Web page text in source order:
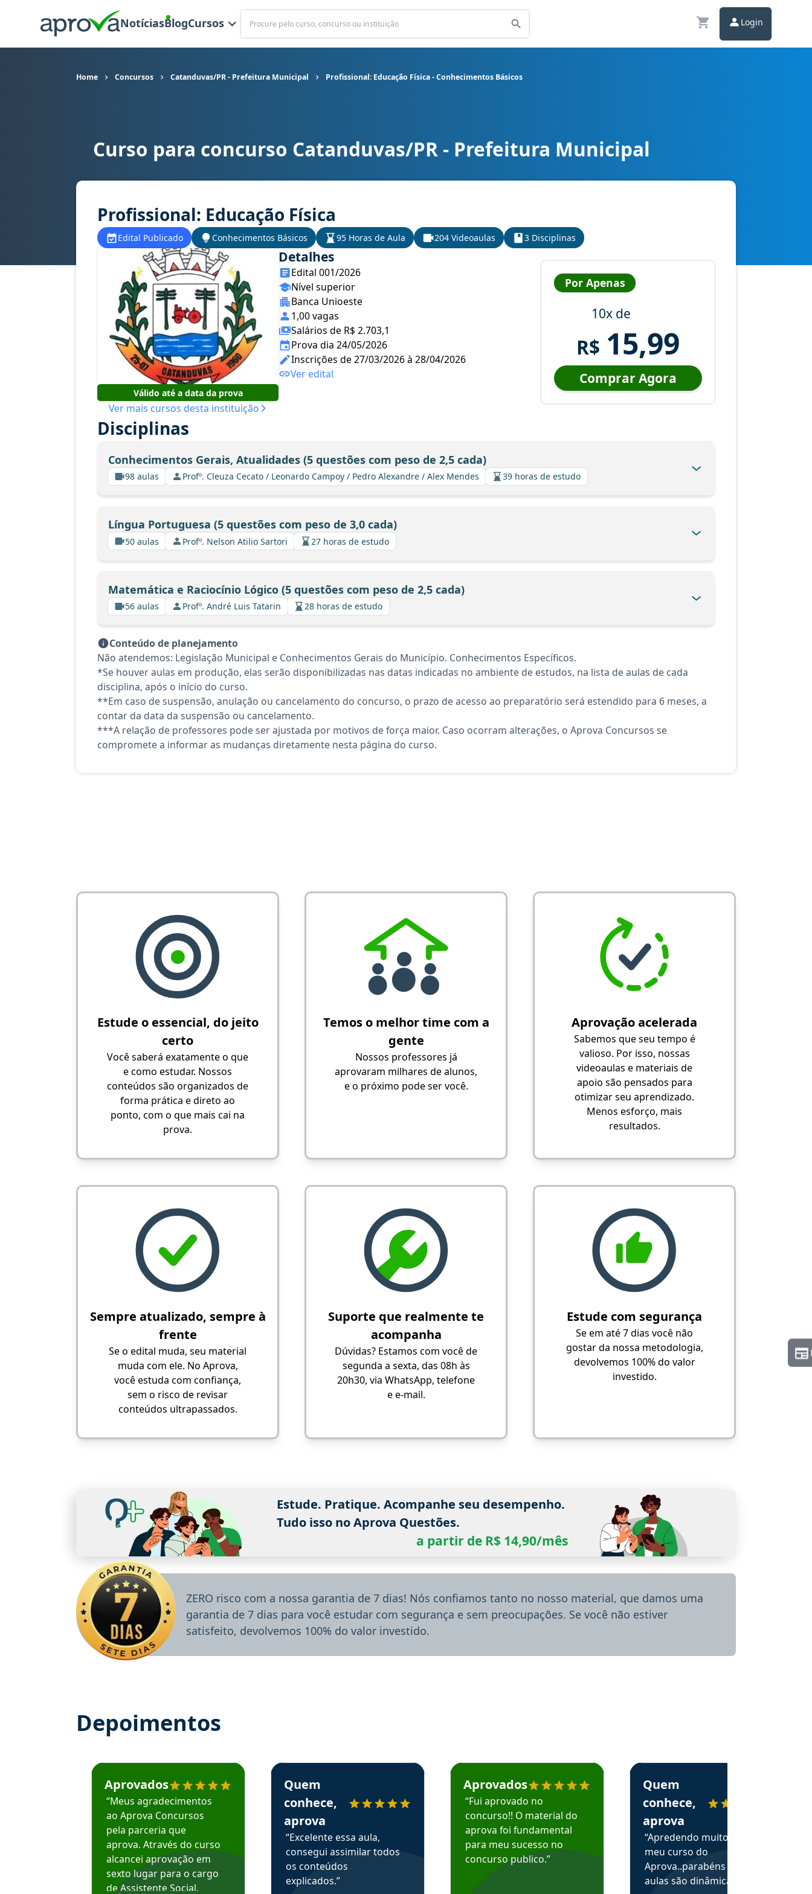
NotíciasBlogCursos
Buscar
Login
Home Concursos Catanduvas/PR - Prefeitura Municipal Profissional: Educação Física - Conhecimentos Básicos
Curso para concurso Catanduvas/PR - Prefeitura Municipal cargo Profissional: Educação Física - Conhecimentos Básicos
Curso para concurso Catanduvas/PR - Prefeitura Municipal
Profissional: Educação Física
Edital Publicado Conhecimentos Básicos 95 Horas de Aula 204 Videoaulas 3 Disciplinas
Válido até a data da prova
Ver mais cursos desta instituição
Detalhes
Edital 001/2026
Nível superior
Banca Unioeste
1,00 vagas
Salários de R$ 2.703,1
Prova dia 24/05/2026
Inscrições de 27/03/2026 à 28/04/2026
Ver edital
Por Apenas
10x de
R$ 15,99
Comprar Agora
Disciplinas
Conhecimentos Gerais, Atualidades (5 questões com peso de 2,5 cada)
98 aulas Profº. Cleuza Cecato / Leonardo Campoy / Pedro Alexandre / Alex Mendes 39 horas de estudo
Língua Portuguesa (5 questões com peso de 3,0 cada)
50 aulas Profº. Nelson Atilio Sartori 27 horas de estudo
Matemática e Raciocínio Lógico (5 questões com peso de 2,5 cada)
56 aulas Profº. André Luis Tatarin 28 horas de estudo
Conteúdo de planejamento
Não atendemos: Legislação Municipal e Conhecimentos Gerais do Município. Conhecimentos Específicos.
*Se houver aulas em produção, elas serão disponibilizadas nas datas indicadas no ambiente de estudos, na lista de aulas de cada
disciplina, após o início do curso.
**Em caso de suspensão, anulação ou cancelamento do concurso, o prazo de acesso ao preparatório será estendido para 6 meses, a
contar da data da suspensão ou cancelamento.
***A relação de professores pode ser ajustada por motivos de força maior. Caso ocorram alterações, o Aprova Concursos se
compromete a informar as mudanças diretamente nesta página do curso.
Estude o essencial, do jeito
certo
Você saberá exatamente o que
e como estudar. Nossos
conteúdos são organizados de
forma prática e direto ao
ponto, com o que mais cai na
prova.
Temos o melhor time com a
gente
Nossos professores já
aprovaram milhares de alunos,
e o próximo pode ser você.
Aprovação acelerada
Sabemos que seu tempo é
valioso. Por isso, nossas
videoaulas e materiais de
apoio são pensados para
otimizar seu aprendizado.
Menos esforço, mais
resultados.
Sempre atualizado, sempre à
frente
Se o edital muda, seu material
muda com ele. No Aprova,
você estuda com confiança,
sem o risco de revisar
conteúdos ultrapassados.
Suporte que realmente te
acompanha
Dúvidas? Estamos com você de
segunda a sexta, das 08h às
20h30, via WhatsApp, telefone
e e-mail.
Estude com segurança
Se em até 7 dias você não
gostar da nossa metodologia,
devolvemos 100% do valor
investido.
Estude. Pratique. Acompanhe seu desempenho.
Tudo isso no Aprova Questões.
a partir de R$ 14,90/mês
ZERO risco com a nossa garantia de 7 dias! Nós confiamos tanto no nosso material, que damos uma
garantia de 7 dias para você estudar com segurança e sem preocupações. Se você não estiver
satisfeito, devolvemos 100% do valor investido.
Depoimentos
Estudante José recomenda o Aprova Concursos em depoimento
Aprovados
“Meus agradecimentos
ao Aprova Concursos
pela parceria que
aprova. Através do curso
alcancei aprovação em
sexto lugar para o cargo
de Assistente Social.
Estudante Sergio recomenda o Aprova Concursos em depoimento
Quem
conhece,
aprova
“Excelente essa aula,
consegui assimilar todos
os conteúdos
explicados.”
Estudante Mário recomenda o Aprova Concursos em depoimento
Aprovados
“Fui aprovado no
concurso!! O material do
aprova foi fundamental
para meu sucesso no
concurso publico.”
Estudante Alessandra recomenda o Aprova
Quem
conhece,
aprova
“Apredendo muito no
meu curso do
Aprova..parabéns pelas
aulas são dinâmicas e